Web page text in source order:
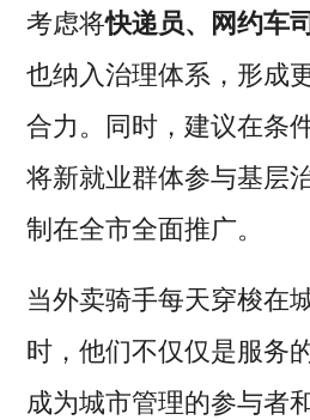
考虑将快递员、网约车
也纳入治理体系，形成
合力。同时，建议在条
将新就业群体参与基层
制在全市全面推广。
当外卖骑手每天穿梭在
时，他们不仅仅是服务
成为城市管理的参与者